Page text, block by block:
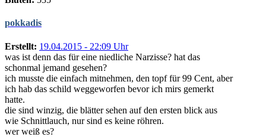
pokkadis
Erstellt: 19.04.2015 - 22:09 Uhr
was ist denn das für eine niedliche Narzisse? hat das
schonmal jemand gesehen?
ich musste die einfach mitnehmen, den topf für 99 Cent, aber
ich hab das schild weggeworfen bevor ich mirs gemerkt
hatte.
die sind winzig, die blätter sehen auf den ersten blick aus
wie Schnittlauch, nur sind es keine röhren.
wer weiß es?